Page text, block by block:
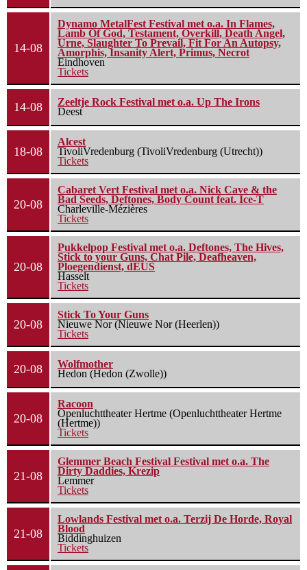
14-08
Dynamo MetalFest Festival met o.a. In Flames,
Lamb Of God, Testament, Overkill, Death Angel,
Urne, Slaughter To Prevail, Fit For An Autopsy,
Amorphis, Insanity Alert, Primus, Necrot
Eindhoven
Tickets
14-08
Zeeltje Rock Festival met o.a. Up The Irons
Deest
18-08
Alcest
TivoliVredenburg (TivoliVredenburg (Utrecht))
Tickets
20-08
Cabaret Vert Festival met o.a. Nick Cave & the
Bad Seeds, Deftones, Body Count feat. Ice-T
Charleville-Mézières
Tickets
20-08
Pukkelpop Festival met o.a. Deftones, The Hives,
Stick to your Guns, Chat Pile, Deafheaven,
Ploegendienst, dEUS
Hasselt
Tickets
20-08
Stick To Your Guns
Nieuwe Nor (Nieuwe Nor (Heerlen))
Tickets
20-08
Wolfmother
Hedon (Hedon (Zwolle))
20-08
Racoon
Openluchttheater Hertme (Openluchttheater Hertme
(Hertme))
Tickets
21-08
Glemmer Beach Festival Festival met o.a. The
Dirty Daddies, Krezip
Lemmer
Tickets
21-08
Lowlands Festival met o.a. Terzij De Horde, Royal
Blood
Biddinghuizen
Tickets